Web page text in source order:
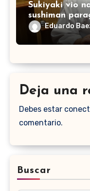
Sukiyaki vio
sushiman
Eduardo
Deja una
Debes estar
comentario.
Buscar